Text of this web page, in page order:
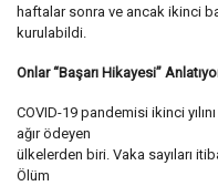
haftalar sonra ve ancak ikinci
kurulabildi.
Onlar “Başarı Hikayesi”
COVID-19 pandemisi ikinci
ağır ödeyen
ülkelerden biri. Vaka sayıları
Ölüm